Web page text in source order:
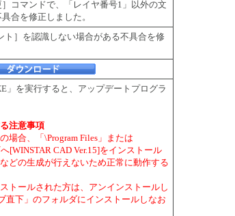
］コマンドで、「レイヤ番号1」以外の文
合を修正しました。
ト］を認識しない場合がある不具合を修
」を実行すると、アップデートプログラ
注意事項
場合、「\Program Files」または
[WINSTAR CAD Ver.15]をインストール
どの生成が行えないため正常に動作する
トールされた方は、アンインストールし
直下」のフォルダにインストールしなお